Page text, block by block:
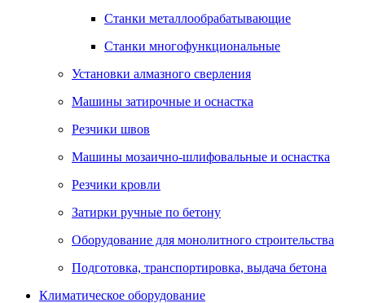
Станки металлообрабатывающие
Станки многофункциональные
Установки алмазного сверления
Машины затирочные и оснастка
Резчики швов
Машины мозаично-шлифовальные и оснастка
Резчики кровли
Затирки ручные по бетону
Оборудование для монолитного строительства
Подготовка, транспортировка, выдача бетона
Климатическое оборудование